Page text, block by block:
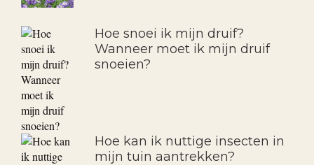
Hoe snoei ik mijn druif?
Wanneer moet ik mijn druif
snoeien?
Hoe kan ik nuttige insecten in
mijn tuin aantrekken?